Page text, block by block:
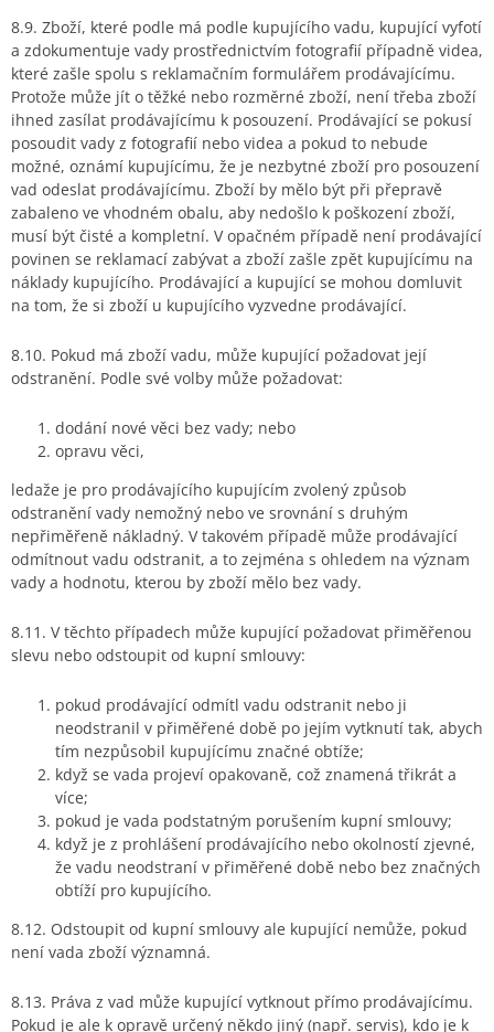
8.9. Zboží, které podle má podle kupujícího vadu, kupující vyfotí
a zdokumentuje vady prostřednictvím fotografií případně videa,
které zašle spolu s reklamačním formulářem prodávajícímu.
Protože může jít o těžké nebo rozměrné zboží, není třeba zboží
ihned zasílat prodávajícímu k posouzení. Prodávající se pokusí
posoudit vady z fotografií nebo videa a pokud to nebude
možné, oznámí kupujícímu, že je nezbytné zboží pro posouzení
vad odeslat prodávajícímu. Zboží by mělo být při přepravě
zabaleno ve vhodném obalu, aby nedošlo k poškození zboží,
musí být čisté a kompletní. V opačném případě není prodávající
povinen se reklamací zabývat a zboží zašle zpět kupujícímu na
náklady kupujícího. Prodávající a kupující se mohou domluvit
na tom, že si zboží u kupujícího vyzvedne prodávající.
8.10. Pokud má zboží vadu, může kupující požadovat její
odstranění. Podle své volby může požadovat:
dodání nové věci bez vady; nebo
opravu věci,
ledaže je pro prodávajícího kupujícím zvolený způsob
odstranění vady nemožný nebo ve srovnání s druhým
nepřiměřeně nákladný. V takovém případě může prodávající
odmítnout vadu odstranit, a to zejména s ohledem na význam
vady a hodnotu, kterou by zboží mělo bez vady.
8.11. V těchto případech může kupující požadovat přiměřenou
slevu nebo odstoupit od kupní smlouvy:
pokud prodávající odmítl vadu odstranit nebo ji
neodstranil v přiměřené době po jejím vytknutí tak, abych
tím nezpůsobil kupujícímu značné obtíže;
když se vada projeví opakovaně, což znamená třikrát a
více;
pokud je vada podstatným porušením kupní smlouvy;
když je z prohlášení prodávajícího nebo okolností zjevné,
že vadu neodstraní v přiměřené době nebo bez značných
obtíží pro kupujícího.
8.12. Odstoupit od kupní smlouvy ale kupující nemůže, pokud
není vada zboží významná.
8.13. Práva z vad může kupující vytknout přímo prodávajícímu.
Pokud je ale k opravě určený někdo jiný (např. servis), kdo je k